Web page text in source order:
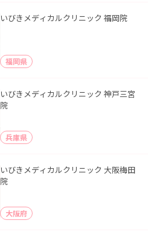
いびきメディカルクリニック 福岡院
福岡県
いびきメディカルクリニック 神戸三宮
院
兵庫県
いびきメディカルクリニック 大阪梅田
院
大阪府